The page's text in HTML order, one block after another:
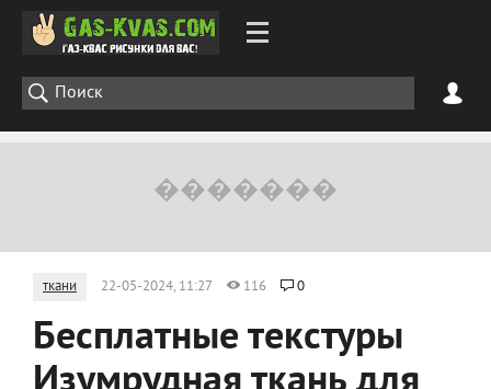
ткани 22-05-2024, 11:27 116 0
Бесплатные текстуры